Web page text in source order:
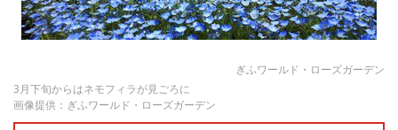
ぎふワールド・ローズガーデン
3月下旬からはネモフィラが見ごろに
画像提供：ぎふワールド・ローズガーデン